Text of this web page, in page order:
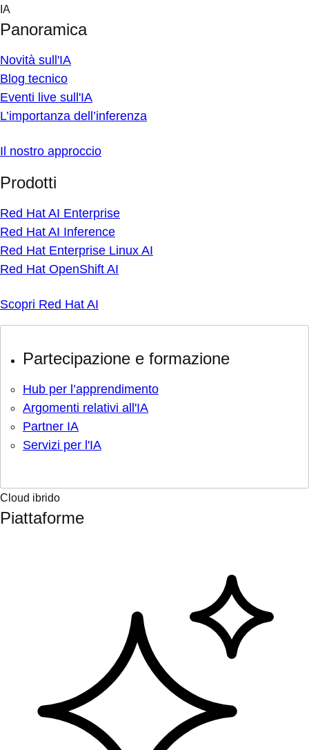
Skip
content
IA
Panoramica
Novità sull'IA
Blog tecnico
Eventi live sull'IA
L’importanza dell’inferenza
Il nostro approccio
Prodotti
Red Hat AI Enterprise
Red Hat AI Inference
Red Hat Enterprise Linux AI
Red Hat OpenShift AI
Scopri Red Hat AI
Partecipazione e formazione
Hub per l’apprendimento
Argomenti relativi all'IA
Partner IA
Servizi per l'IA
Cloud ibrido
Piattaforme